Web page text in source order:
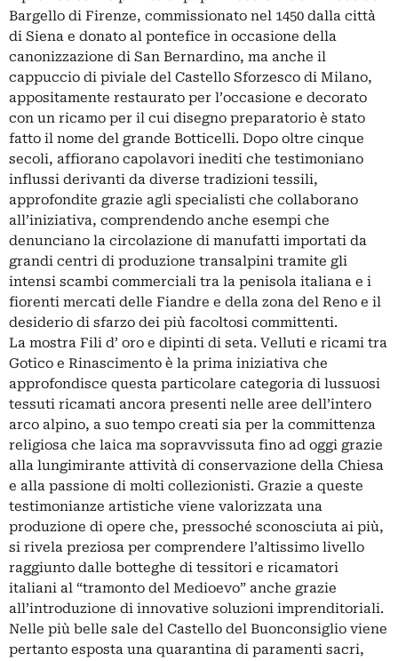
Bargello di Firenze, commissionato nel 1450 dalla città
di Siena e donato al pontefice in occasione della
canonizzazione di San Bernardino, ma anche il
cappuccio di piviale del Castello Sforzesco di Milano,
appositamente restaurato per l’occasione e decorato
con un ricamo per il cui disegno preparatorio è stato
fatto il nome del grande Botticelli. Dopo oltre cinque
secoli, affiorano capolavori inediti che testimoniano
influssi derivanti da diverse tradizioni tessili,
approfondite grazie agli specialisti che collaborano
all’iniziativa, comprendendo anche esempi che
denunciano la circolazione di manufatti importati da
grandi centri di produzione transalpini tramite gli
intensi scambi commerciali tra la penisola italiana e i
fiorenti mercati delle Fiandre e della zona del Reno e il
desiderio di sfarzo dei più facoltosi committenti.
La mostra Fili d’ oro e dipinti di seta. Velluti e ricami tra
Gotico e Rinascimento è la prima iniziativa che
approfondisce questa particolare categoria di lussuosi
tessuti ricamati ancora presenti nelle aree dell’intero
arco alpino, a suo tempo creati sia per la committenza
religiosa che laica ma sopravvissuta fino ad oggi grazie
alla lungimirante attività di conservazione della Chiesa
e alla passione di molti collezionisti. Grazie a queste
testimonianze artistiche viene valorizzata una
produzione di opere che, pressoché sconosciuta ai più,
si rivela preziosa per comprendere l’altissimo livello
raggiunto dalle botteghe di tessitori e ricamatori
italiani al “tramonto del Medioevo” anche grazie
all’introduzione di innovative soluzioni imprenditoriali.
Nelle più belle sale del Castello del Buonconsiglio viene
pertanto esposta una quarantina di paramenti sacri,